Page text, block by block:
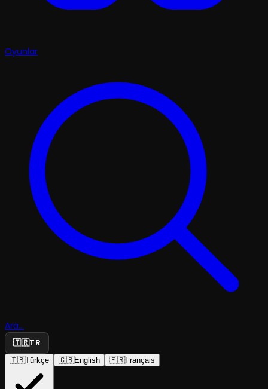
Oyunlar
Ara...
🇹🇷TR
🇹🇷Türkçe 🇬🇧English 🇫🇷Français